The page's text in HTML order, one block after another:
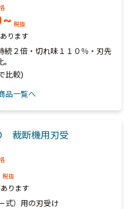
税抜
ります
続２倍・切れ味１１０％・刃先
比較)
品一覧へ
裁断機用刃受
税抜
ります
式）用の刃受け